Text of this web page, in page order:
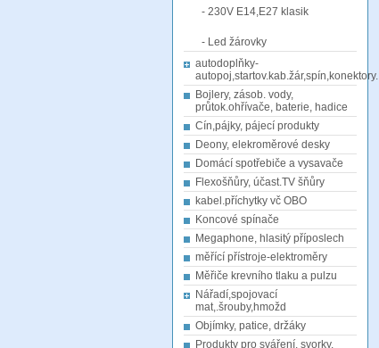
- 230V E14,E27 klasik
- Led žárovky
autodoplňky-
autopoj,startov.kab.žár,spín,konektory.
Bojlery, zásob. vody,
průtok.ohřívače, baterie, hadice
Cín,pájky, pájecí produkty
Deony, elekroměrové desky
Domácí spotřebiče a vysavače
Flexošňůry, účast.TV šňůry
kabel.příchytky vč OBO
Koncové spínače
Megaphone, hlasitý příposlech
měřící přístroje-elektroměry
Měřiče krevního tlaku a pulzu
Nářadí,spojovací
mat,.šrouby,hmožd
Objímky, patice, držáky
Produkty pro sváření, svorky,